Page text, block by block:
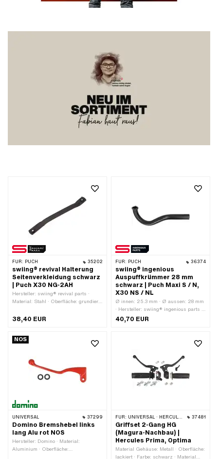
FÜR: PUCH 35202
swiing® revival Halterung
Seitenverkleidung schwarz
| Puch X30 NG-2AH
Hersteller: swiing® revival parts ·
Material: Stahl · Oberfläche: grundiert
192 mm · Breite: 18.5 mm ·
M6x1 (Standardgewinde) · Anzahl
38,40 EUR
FÜR: PUCH 36374
swiing® ingenious
Auspuffkrümmer 28 mm
schwarz | Puch Maxi S / N,
X30 NS / NL
Ø innen: 25.3 mm · Ø aussen: 28 mm
· Hersteller: swiing® ingenious parts ·
Gesamtlänge: 302 mm · Material:
Lochabstand Auslass: 42 mm
40,70 EUR
NOS
UNIVERSAL 37299
Domino Bremshebel links
lang Alu rot NOS
Hersteller: Domino · Material:
Aluminium · Oberfläche:
FÜR: UNIVERSAL · HERCULES 37481
Griffset 2-Gang HG
(Magura-Nachbau) |
Hercules Prima, Optima
Material Gehäuse: Metall · Oberfläche:
lackiert · Farbe: schwarz · Material